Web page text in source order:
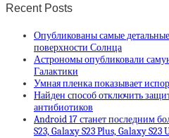
Recent Posts
Опубликованы самые
поверхности Солнца
Астрономы опубликовали
Галактики
Умная пленка показывает
Найден способ отключить
антибиотиков
Android 17 станет последним
S23, Galaxy S23 Plus, Galaxy